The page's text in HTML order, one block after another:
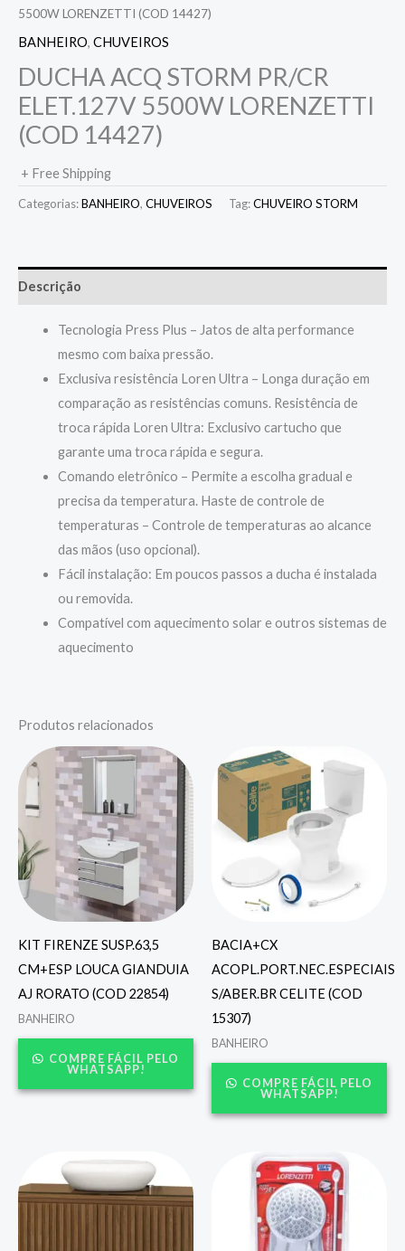
5500W LORENZETTI (COD 14427)
BANHEIRO, CHUVEIROS
DUCHA ACQ STORM PR/CR
ELET.127V 5500W LORENZETTI
(COD 14427)
+ Free Shipping
Categorias:BANHEIRO, CHUVEIROS Tag:CHUVEIRO STORM
Descrição
Tecnologia Press Plus – Jatos de alta performance
mesmo com baixa pressão.
Exclusiva resistência Loren Ultra – Longa duração em
comparação as resistências comuns. Resistência de
troca rápida Loren Ultra: Exclusivo cartucho que
garante uma troca rápida e segura.
Comando eletrônico – Permite a escolha gradual e
precisa da temperatura. Haste de controle de
temperaturas – Controle de temperaturas ao alcance
das mãos (uso opcional).
Fácil instalação: Em poucos passos a ducha é instalada
ou removida.
Compatível com aquecimento solar e outros sistemas de
aquecimento
Produtos relacionados
KIT FIRENZE SUSP.63,5
CM+ESP LOUCA GIANDUIA
AJ RORATO (COD 22854)
BANHEIRO
COMPRE FÁCIL PELO
WHATSAPP!
BACIA+CX
ACOPL.PORT.NEC.ESPECIAIS
S/ABER.BR CELITE (COD
15307)
BANHEIRO
COMPRE FÁCIL PELO
WHATSAPP!